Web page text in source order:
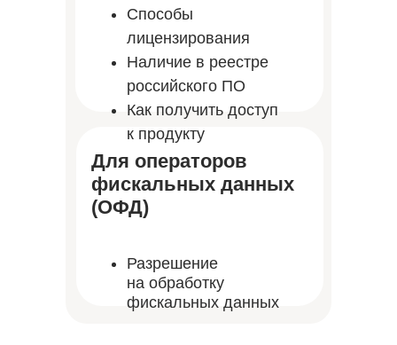
Способы
лицензирования
Наличие в реестре
российского ПО
Как получить доступ
к продукту
Разрешение
на обработку
фискальных данных
Для операторов
фискальных данных
(ОФД)